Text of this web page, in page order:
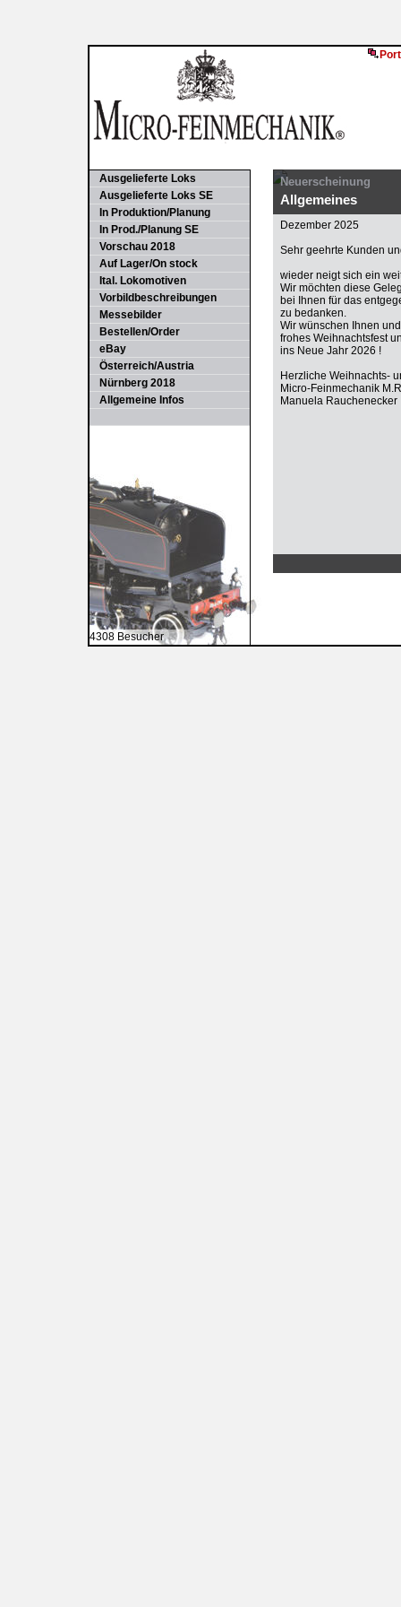
Ausgelieferte Loks
Ausgelieferte Loks SE
In Produktion/Planung
In Prod./Planung SE
Vorschau 2018
Auf Lager/On stock
Ital. Lokomotiven
Vorbildbeschreibungen
Messebilder
Bestellen/Order
eBay
Österreich/Austria
Nürnberg 2018
Allgemeine Infos
Neuerscheinung
Allgemeines
Dezember 2025
Sehr geehrte Kunden
wieder neigt sich ein
Wir möchten diese
bei Ihnen für das
zu bedanken.
Wir wünschen Ihnen
frohes Weihnachtsfest
ins Neue Jahr 2026 !
Herzliche Weihnachts-
Micro-Feinmechanik
Manuela Rauchenecker
4308 Besucher